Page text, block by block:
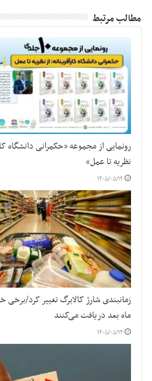
مطالب مرتبط
رونمایی از مجموعه «حکمرانی دانشگاه
نظریه تا عمل»
۱۴۰۵/۰۵/۱۴
زمانبندی شارژ کالابرگ تغییر کرد/برخی
ماه بعد دریافت می‌کنند
۱۴۰۵/۰۵/۱۴